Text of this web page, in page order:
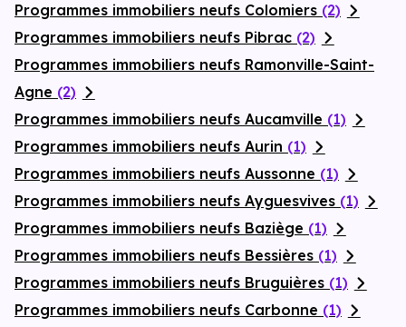
Programmes immobiliers neufs Colomiers (2)
Programmes immobiliers neufs Pibrac (2)
Programmes immobiliers neufs Ramonville-Saint-
Agne (2)
Programmes immobiliers neufs Aucamville (1)
Programmes immobiliers neufs Aurin (1)
Programmes immobiliers neufs Aussonne (1)
Programmes immobiliers neufs Ayguesvives (1)
Programmes immobiliers neufs Baziège (1)
Programmes immobiliers neufs Bessières (1)
Programmes immobiliers neufs Bruguières (1)
Programmes immobiliers neufs Carbonne (1)